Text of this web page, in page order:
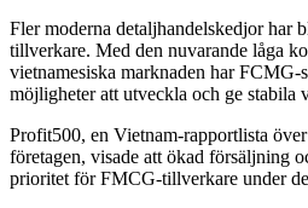
Fler moderna detaljhandelskedjor
tillverkare. Med den nuvarande låga
vietnamesiska marknaden har FCMG-
möjligheter att utveckla och ge stabila
Profit500, en Vietnam-rapportlista
företagen, visade att ökad försäljning
prioritet för FMCG-tillverkare under